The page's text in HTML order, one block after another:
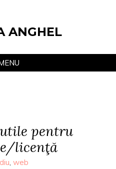
ANGHEL
pentru
licenţă
, web